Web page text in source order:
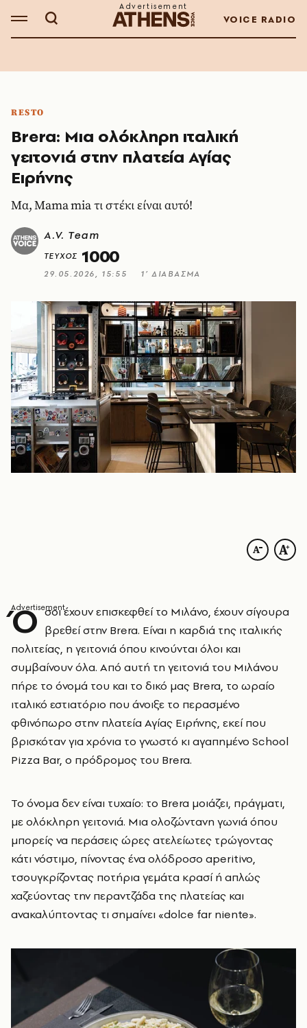
VOICE RADIO
RESTO
Brera: Μια ολόκληρη ιταλική
γειτονιά στην πλατεία Αγίας
Ειρήνης
Μα, Mama mia τι στέκι είναι αυτό!
A.V. Team
ΤΕΥΧΟΣ 1000
29.05.2026, 15:55 1’ ΔΙΑΒΑΣΜΑ
Ό σοι έχουν επισκεφθεί το Μιλάνο, έχουν σίγουρα
βρεθεί στην Brera. Είναι η καρδιά της ιταλικής
πολιτείας, η γειτονιά όπου κινούνται όλοι και
συμβαίνουν όλα. Από αυτή τη γειτονιά του Μιλάνου
πήρε το όνομά του και το δικό μας Brera, το ωραίο
ιταλικό εστιατόριο που άνοιξε το περασμένο
φθινόπωρο στην πλατεία Αγίας Ειρήνης, εκεί που
βρισκόταν για χρόνια το γνωστό κι αγαπημένο School
Pizza Bar, ο πρόδρομος του Brera.
Το όνομα δεν είναι τυχαίο: το Brera μοιάζει, πράγματι,
με ολόκληρη γειτονιά. Μια ολοζώντανη γωνιά όπου
μπορείς να περάσεις ώρες ατελείωτες τρώγοντας
κάτι νόστιμο, πίνοντας ένα ολόδροσο aperitivo,
τσουγκρίζοντας ποτήρια γεμάτα κρασί ή απλώς
χαζεύοντας την περαντζάδα της πλατείας και
ανακαλύπτοντας τι σημαίνει «dolce far niente».